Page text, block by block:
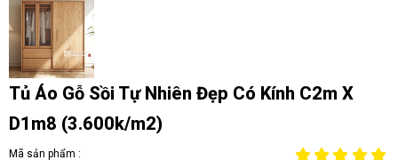
Tủ Áo Gỗ Sồi Tự Nhiên Đẹp Có Kính C2m X
D1m8 (3.600k/m2)
Mã sản phẩm :